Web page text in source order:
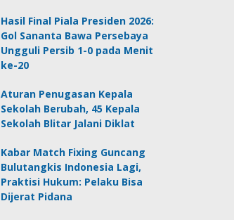
Hasil Final Piala Presiden 2026:
Gol Sananta Bawa Persebaya
Ungguli Persib 1-0 pada Menit
ke-20
Aturan Penugasan Kepala
Sekolah Berubah, 45 Kepala
Sekolah Blitar Jalani Diklat
Kabar Match Fixing Guncang
Bulutangkis Indonesia Lagi,
Praktisi Hukum: Pelaku Bisa
Dijerat Pidana